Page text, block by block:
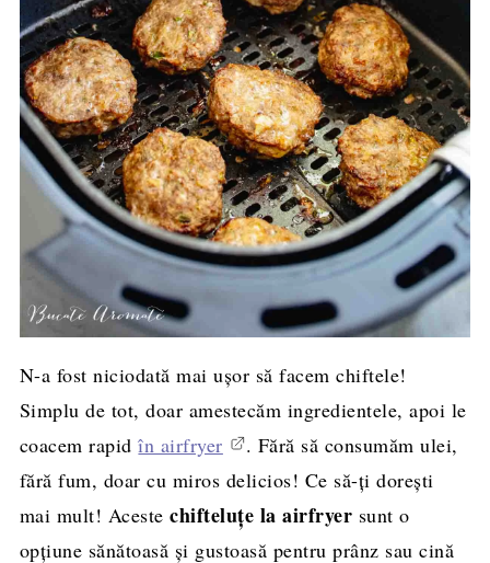
N-a fost niciodată mai ușor să facem chiftele!
Simplu de tot, doar amestecăm ingredientele, apoi le
coacem rapidîn airfryer
. Fără să consumăm ulei,
fără fum, doar cu miros delicios! Ce să-ți dorești
mai mult! Acestechifteluțe la airfryer sunt o
opțiune sănătoasă și gustoasă pentru prânz sau cină